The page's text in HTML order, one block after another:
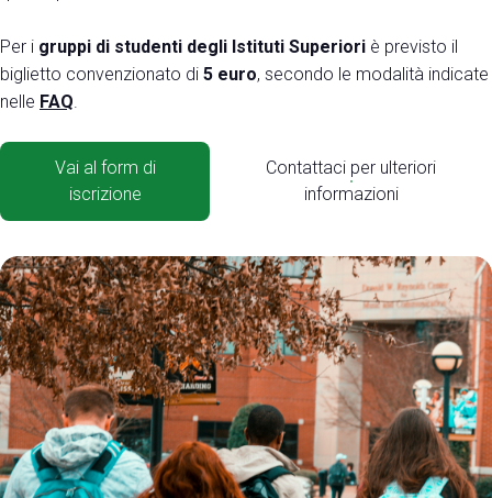
Per i gruppi di studenti degli Istituti Superiori è previsto il
biglietto convenzionato di 5 euro, secondo le modalità indicate
nelle FAQ.
Vai al form di
iscrizione
Contattaci per ulteriori
informazioni